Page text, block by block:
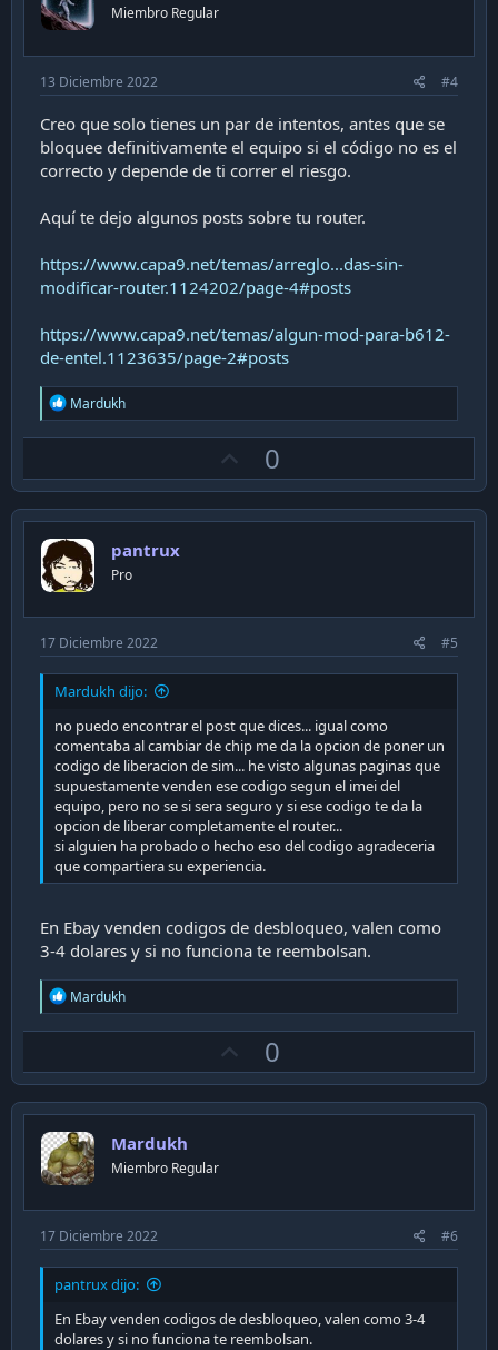
Miembro Regular
13 Diciembre 2022 #4
Creo que solo tienes un par de intentos, antes que se
bloquee definitivamente el equipo si el código no es el
correcto y depende de ti correr el riesgo.
Aquí te dejo algunos posts sobre tu router.
https://www.capa9.net/temas/arreglo...das-sin-
modificar-router.1124202/page-4#posts
https://www.capa9.net/temas/algun-mod-para-b612-
de-entel.1123635/page-2#posts
R
e
a
i
o
n
s
:
Mardukh
p
v
0
pantrux
Pro
17 Diciembre 2022 #5
Mardukh dijo:
no puedo encontrar el post que dices... igual como
comentaba al cambiar de chip me da la opcion de poner un
codigo de liberacion de sim... he visto algunas paginas que
supuestamente venden ese codigo segun el imei del
equipo, pero no se si sera seguro y si ese codigo te da la
opcion de liberar completamente el router...
si alguien ha probado o hecho eso del codigo agradeceria
que compartiera su experiencia.
En Ebay venden codigos de desbloqueo, valen como
3-4 dolares y si no funciona te reembolsan.
R
e
a
i
o
n
s
:
Mardukh
p
v
0
Mardukh
Miembro Regular
17 Diciembre 2022 #6
pantrux dijo:
En Ebay venden codigos de desbloqueo, valen como 3-4
dolares y si no funciona te reembolsan.